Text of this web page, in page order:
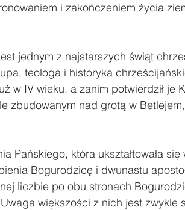
i zakończeniem życia
jednym z najstarszych świąt
teologa i historyka
w IV wieku, a zanim potwierdził je
zbudowanym nad grotą w
Pańskiego, która ukształtowała
Bogurodzicę i dwunastu
liczbie po obu stronach
większości z nich jest zwykle